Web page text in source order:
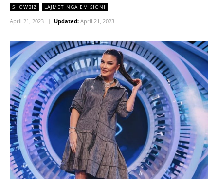
SHOWBIZ LAJMET NGA EMISIONI
April 21, 2023 Updated: April 21, 2023